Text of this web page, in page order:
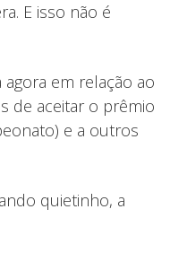
E isso não é
em relação ao
de aceitar o prêmio
e a outros
quietinho, a